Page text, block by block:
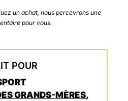
un achat, nous percevrons une
pour vous.
POUR
GRANDS-MÈRES,